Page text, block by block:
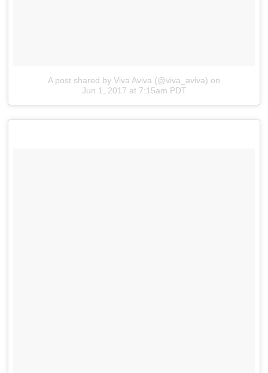
A post shared by Viva Aviva (@viva_aviva) on
Jun 1, 2017 at 7:15am PDT